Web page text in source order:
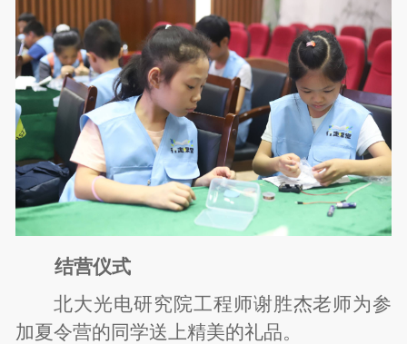
结营仪式
北大光电研究院工程师谢胜杰老师为参
加夏令营的同学送上精美的礼品。